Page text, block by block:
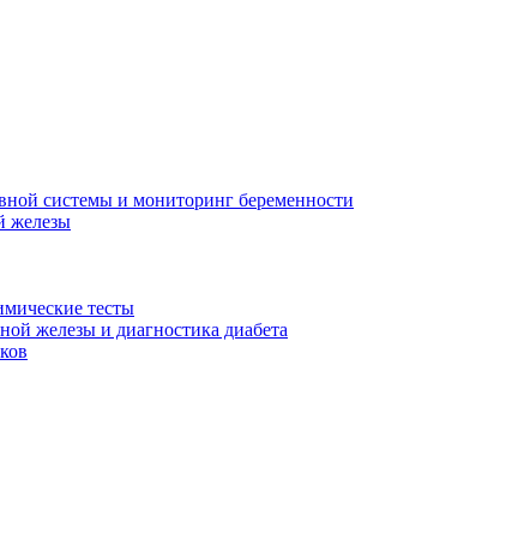
системы и мониторинг беременности
железы
тесты
железы и диагностика диабета